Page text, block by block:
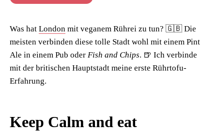
Was hat London mit veganem Rührei zu tun? 🇬🇧 Die
meisten verbinden diese tolle Stadt wohl mit einem Pint
Ale in einem Pub oder Fish and Chips. 🍺 Ich verbinde
mit der britischen Hauptstadt meine erste Rührtofu-
Erfahrung.
Keep Calm and eat